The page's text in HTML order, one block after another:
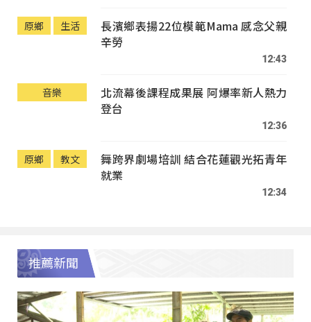
原鄉 生活
長濱鄉表揚22位模範Mama 感念父親
辛勞
12:43
音樂
北流幕後課程成果展 阿爆率新人熱力
登台
12:36
原鄉 教文
舞跨界劇場培訓 結合花蓮觀光拓青年
就業
12:34
推薦新聞